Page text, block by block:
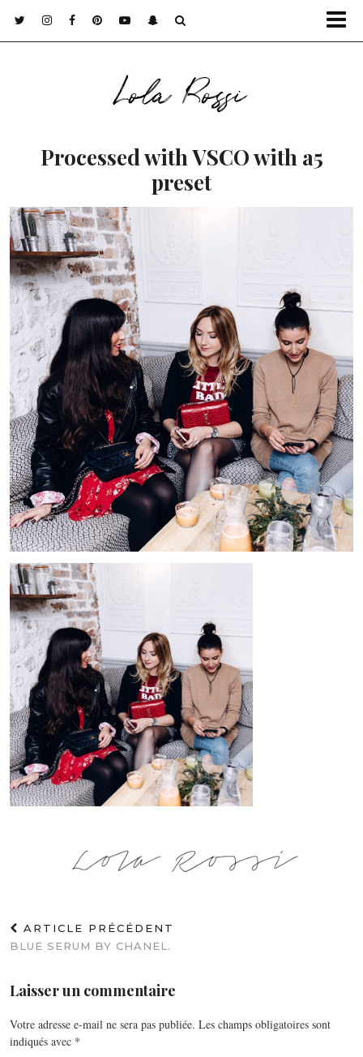
Lola Rossi
Processed with VSCO with a5
preset
ARTICLE PRÉCÉDENT
BLUE SERUM BY CHANEL.
Laisser un commentaire
Votre adresse e-mail ne sera pas publiée. Les champs obligatoires sont
indiqués avec *